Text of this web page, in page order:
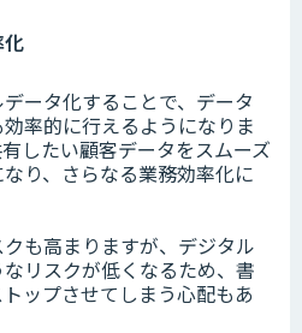
化
ータ化することで、データ
率的に行えるようになりま
したい顧客データをスムーズ
り、さらなる業務効率化に
も高まりますが、デジタル
リスクが低くなるため、書
ップさせてしまう心配もあ